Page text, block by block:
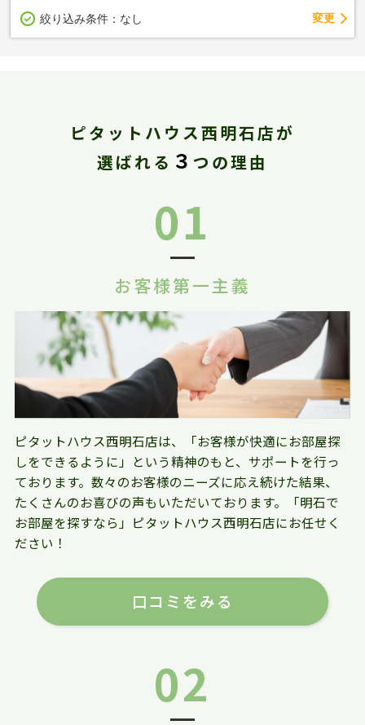
絞り込み条件： なし 変更
ピタットハウス西明石店が
選ばれる ３ つの理由
01
お客様第一主義
ピタットハウス西明石店は、「お客様が快適にお部屋探
しをできるように」という精神のもと、サポートを行っ
ております。数々のお客様のニーズに応え続けた結果、
たくさんのお喜びの声もいただいております。「明石で
お部屋を探すなら」ピタットハウス西明石店にお任せく
ださい！
口コミをみる
02